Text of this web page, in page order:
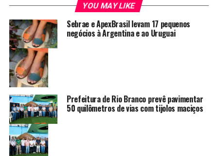
YOU MAY LIKE
Sebrae e ApexBrasil levam 17 pequenos
negócios à Argentina e ao Uruguai
Prefeitura de Rio Branco prevê pavimentar
50 quilômetros de vias com tijolos maciços